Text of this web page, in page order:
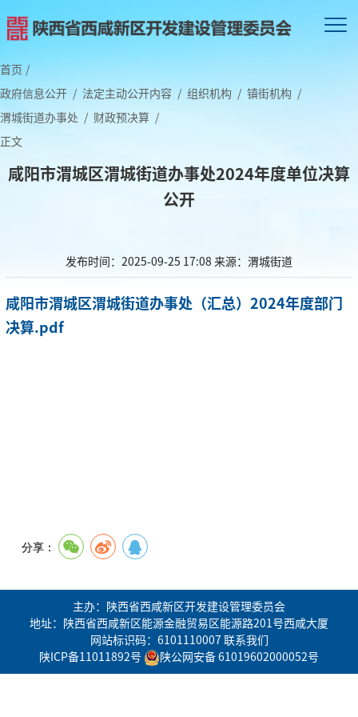
首页 /
政府信息公开 / 法定主动公开内容 / 组织机构 / 镇街机构 /
渭城街道办事处 / 财政预决算 /
正文
咸阳市渭城区渭城街道办事处2024年度单位决算
公开
发布时间：2025-09-25 17:08 来源：渭城街道
咸阳市渭城区渭城街道办事处（汇总）2024年度部门
决算.pdf
分享：
主办：陕西省西咸新区开发建设管理委员会
地址：陕西省西咸新区能源金融贸易区能源路201号西咸大厦
网站标识码：6101110007 联系我们
陕ICP备11011892号
陕公网安备 61019602000052号